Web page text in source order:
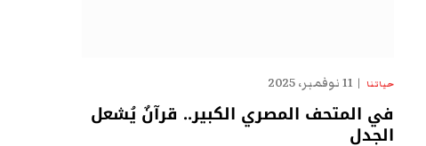
حياتنا 11 نوفمبر، 2025
في المتحف المصري الكبير.. قرآنٌ يُشعل
الجدل